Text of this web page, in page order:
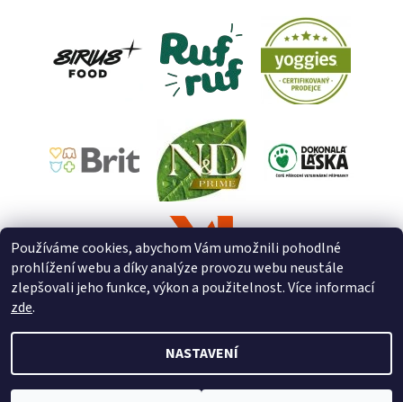
cookies
Používáme cookies, abychom Vám umožnili pohodlné
prohlížení webu a díky analýze provozu webu neustále
zlepšovali jeho funkce, výkon a použitelnost. Více informací
zde.
NASTAVENÍ